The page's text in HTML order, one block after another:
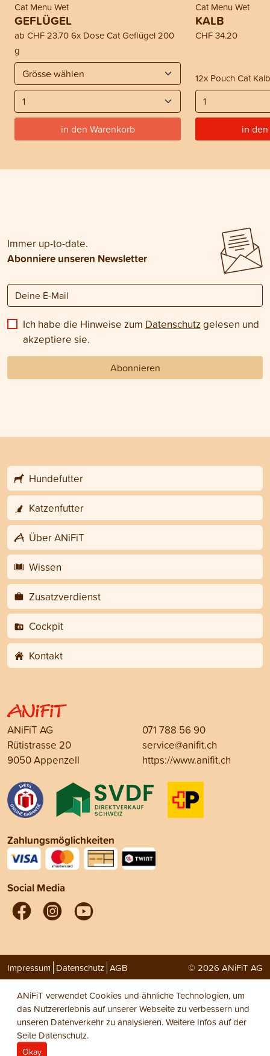
Cat Menu Wet
GEFLÜGEL
ab CHF 23.706x Dose Cat Geflügel 200
g
in den Warenkorb
Cat Menu Wet
KALB
CHF 34.20
12x Pouch Cat
in
Immer up-to-date.
Abonniere unseren Newsletter
Ich habe die Hinweise zum Datenschutz gelesen und
akzeptiere sie.
Abonnieren
Hundefutter
Katzenfutter
Über ANiFiT
Wissen
Zusatzverdienst
Cockpit
Kontakt
ANiFiT AG
Rütistrasse 20
9050 Appenzell
071 788 56 90
service@anifit.ch
https://www.anifit.ch
Zahlungsmöglichkeiten
Social Media
Impressum Datenschutz AGB © 2026 ANiFiT AG
ANiFiT verwendet Cookies und ähnliche Technologien, um
das Nutzererlebnis auf unserer Webseite zu verbessern und
unseren Datenverkehr zu analysieren. Weitere Infos auf der
Seite Datenschutz.
Okay